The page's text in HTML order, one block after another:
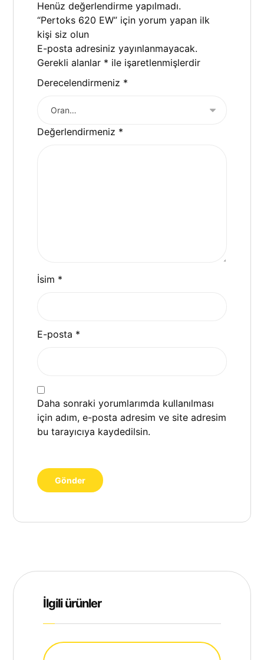
Henüz değerlendirme yapılmadı.
“Pertoks 620 EW” için yorum yapan ilk
kişi siz olun
E-posta adresiniz yayınlanmayacak.
Gerekli alanlar * ile işaretlenmişlerdir
Derecelendirmeniz *
Değerlendirmeniz *
İsim *
E-posta *
Daha sonraki yorumlarımda kullanılması
için adım, e-posta adresim ve site adresim
bu tarayıcıya kaydedilsin.
İlgili ürünler